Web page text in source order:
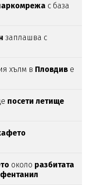
с база
заплашва с
хълм в Пловдив е
посети летище
около разбитата